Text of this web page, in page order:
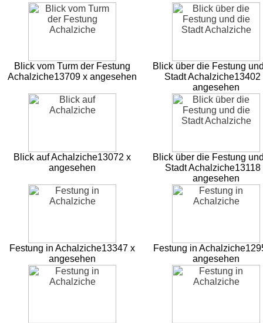
Blick vom Turm der Festung
Achalziche13709 x angesehen
Blick über die Festung
Stadt Achalziche13402
angesehen
Blick auf Achalziche13072 x
angesehen
Blick über die Festung
Stadt Achalziche13118
angesehen
Festung in Achalziche13347 x
angesehen
Festung in Achalziche
angesehen